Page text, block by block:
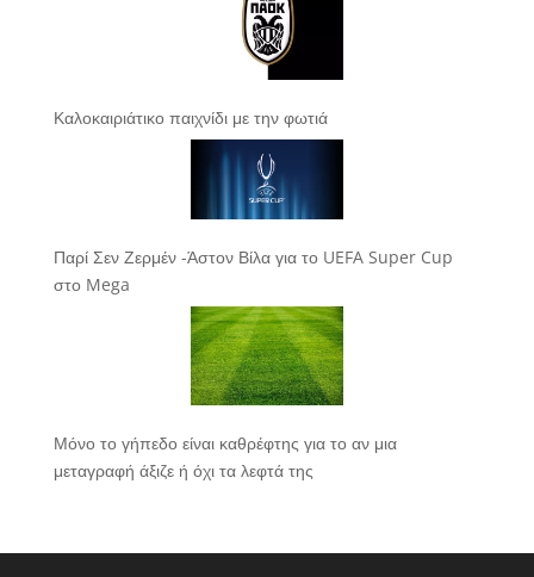
Καλοκαιριάτικο παιχνίδι με την φωτιά
Παρί Σεν Ζερμέν -Άστον Βίλα για το UEFA Super Cup
στο Mega
Μόνο το γήπεδο είναι καθρέφτης για το αν μια
μεταγραφή άξιζε ή όχι τα λεφτά της